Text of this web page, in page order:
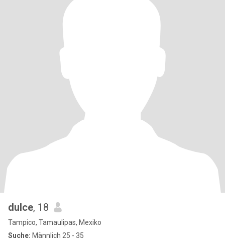
dulce, 18
Tampico, Tamaulipas, Mexiko
Suche: Männlich 25 - 35